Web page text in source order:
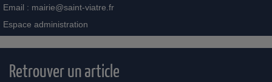
Email : mairie@saint-viatre.fr
Espace administration
Retrouver un article